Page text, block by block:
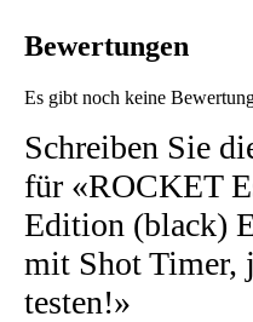
Bewertungen
Es gibt noch keine
Schreiben Sie
für «ROCKET
Edition (black)
mit Shot Timer,
testen!»